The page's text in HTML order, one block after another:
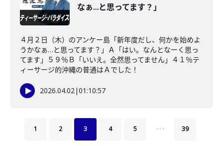
なぁ…と思ってます？」
４月２日（木）のアンケー島「新年度だし、何かを始めよ
うかなぁ…と思ってます？」Ａ「はい。なんとなーく思っ
てます」５９％Ｂ「いいえ。全然思ってません」４１％テ
ィーサージ的沖縄の普通はＡでした！
2026.04.02|01:10:57
1 2 3 4 5 … 39